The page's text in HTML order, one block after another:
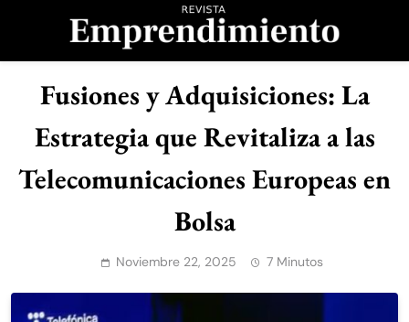
Revista
Emprendimiento
Fusiones y Adquisiciones: La
Estrategia que Revitaliza a las
Telecomunicaciones Europeas en
Bolsa
Noviembre 22, 2025 7 Minutos